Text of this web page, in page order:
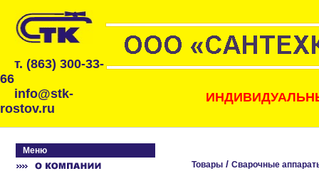
т. (863) 300-33-
66
info@stk-
rostov.ru
Меню
Товары / Сварочные